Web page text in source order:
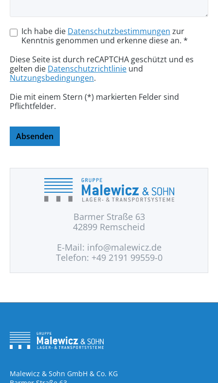
Ich habe die Datenschutzbestimmungen zur
Kenntnis genommen und erkenne diese an. *
Diese Seite ist durch reCAPTCHA geschützt und es
gelten die Datenschutzrichtlinie und
Nutzungsbedingungen.
Die mit einem Stern (*) markierten Felder sind
Pflichtfelder.
Absenden
Barmer Straße 63
42899 Remscheid
E-Mail: info@malewicz.de
Telefon: +49 2191 99559-0
Malewicz & Sohn GmbH & Co. KG